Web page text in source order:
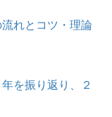
れとコツ・理論
を振り返り、２